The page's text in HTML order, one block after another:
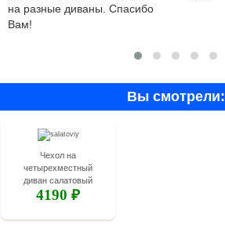
на разные диваны. Спасибо
Вам!
Вы смотрели:
Чехол на
четырехместный
диван салатовый
4190 ₽